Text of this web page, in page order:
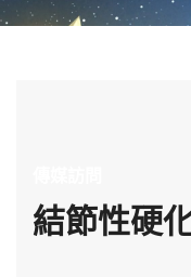
關
結節性硬